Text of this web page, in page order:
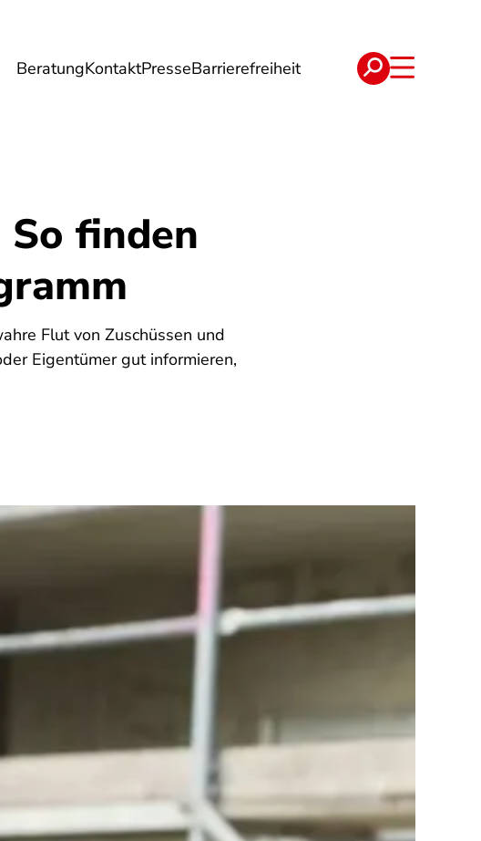
BeratungKontaktPresseBarrierefreiheit
Energie Reise Verträge
finden
Flut von Zuschüssen und
Eigentümer gut informieren,